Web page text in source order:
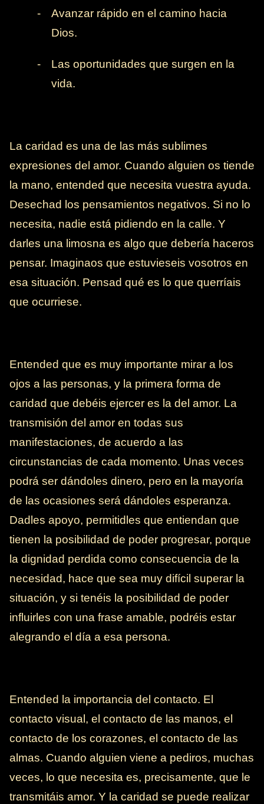
-
Avanzar rápido en el camino hacia
Dios.
-
Las oportunidades que surgen en la
vida.
La caridad es una de las más sublimes
expresiones del amor. Cuando alguien os tiende
la mano, entended que necesita vuestra ayuda.
Desechad los pensamientos negativos. Si no lo
necesita, nadie está pidiendo en la calle. Y
darles una limosna es algo que debería haceros
pensar. Imaginaos que estuvieseis vosotros en
esa situación. Pensad qué es lo que querríais
que ocurriese.
Entended que es muy importante mirar a los
ojos a las personas, y la primera forma de
caridad que debéis ejercer es la del amor. La
transmisión del amor en todas sus
manifestaciones, de acuerdo a las
circunstancias de cada momento. Unas veces
podrá ser dándoles dinero, pero en la mayoría
de las ocasiones será dándoles esperanza.
Dadles apoyo, permitidles que entiendan que
tienen la posibilidad de poder progresar, porque
la dignidad perdida como consecuencia de la
necesidad, hace que sea muy difícil superar la
situación, y si tenéis la posibilidad de poder
influirles con una frase amable, podréis estar
alegrando el día a esa persona.
Entended la importancia del contacto. El
contacto visual, el contacto de las manos, el
contacto de los corazones, el contacto de las
almas. Cuando alguien viene a pediros, muchas
veces, lo que necesita es, precisamente, que le
transmitáis amor. Y la caridad se puede realizar